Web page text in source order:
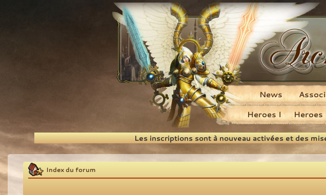
Recherche
Heroes I Heroes
News
Les inscriptions sont à nouveau activées et des
Index du forum